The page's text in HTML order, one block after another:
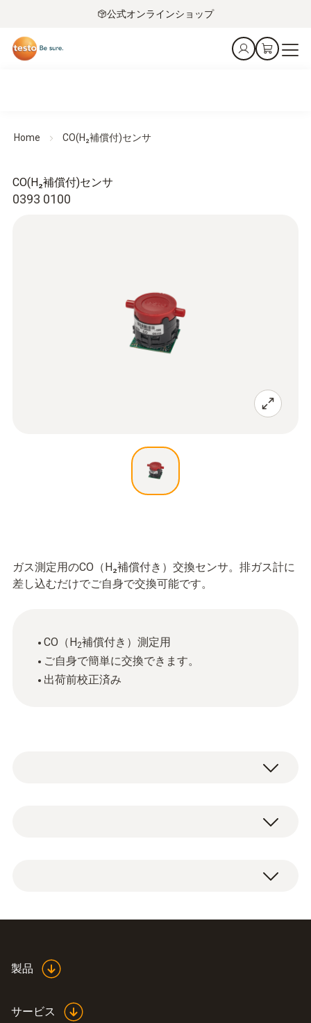
公式オンラインショップ
Home CO(H₂補償付)センサ
0393 0100
CO(H₂補償付)センサ
ガス測定用のCO（H₂補償付き）交換センサ。排ガス計に
差し込むだけでご自身で交換可能です。
CO（H2補償付き）測定用
ご自身で簡単に交換できます。
出荷前校正済み
交換用COセンサx1、※注意:初期導入時にCO
製品
サービス